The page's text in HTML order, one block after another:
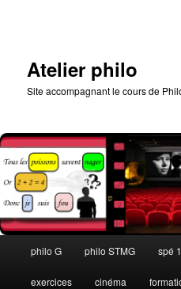
Atelier philo
Site accompagnant le cours de
principal
philo G philo STMG spé
exercices cinéma